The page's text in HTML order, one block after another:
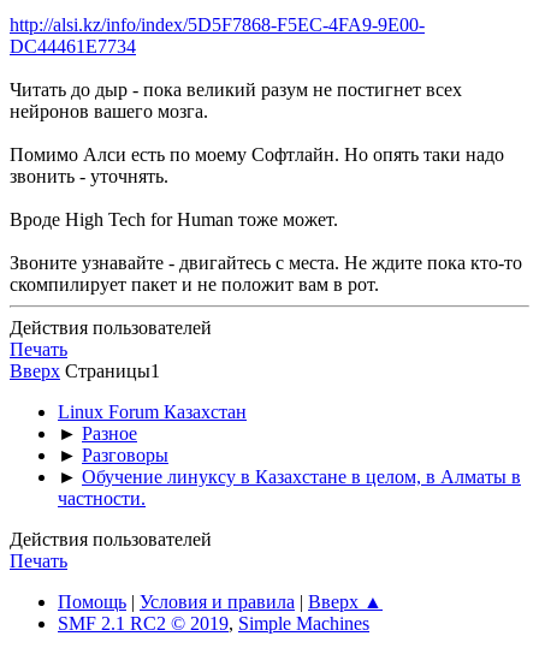
http://alsi.kz/info/index/5D5F7868-F5EC-4FA9-9E00-
DC44461E7734
Читать до дыр - пока великий разум не постигнет всех
нейронов вашего мозга.
Помимо Алси есть по моему Софтлайн. Но опять таки надо
звонить - уточнять.
Вроде High Tech for Human тоже может.
Звоните узнавайте - двигайтесь с места. Не ждите пока кто-то
скомпилирует пакет и не положит вам в рот.
Действия пользователей
Печать
Вверх Страницы1
Linux Forum Казахстан
► Разное
► Разговоры
► Обучение линуксу в Казахстане в целом, в Алматы в
частности.
Действия пользователей
Печать
Помощь | Условия и правила | Вверх ▲
SMF 2.1 RC2 © 2019, Simple Machines